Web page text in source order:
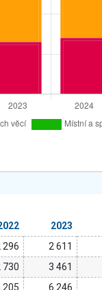
2023
296 2 611
730 3 461
205 6 246